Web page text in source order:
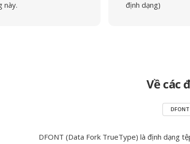
này.
định dạng)
Về các
DFONT
DFONT (Data Fork TrueType) là định dạng